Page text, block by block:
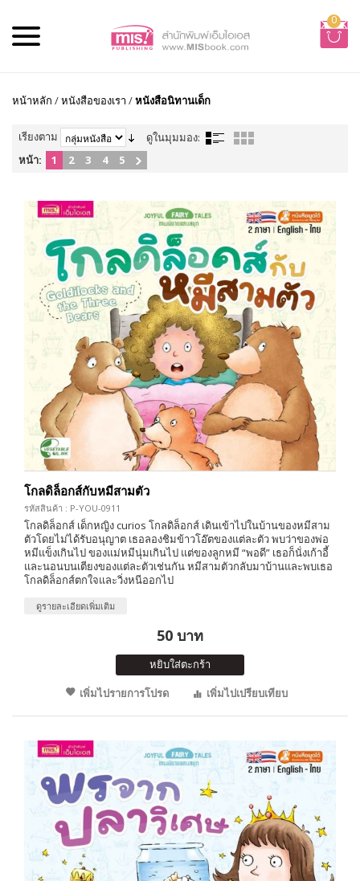
0
หน้าหลัก /หนังสือของเรา /หนังสือนิทานเด็ก
เรียงตาม
ดูในมุมมอง:
หน้า:
1 2 3 4 5
โกลดิล็อกส์กับหมีสามตัว
รหัสสินค้า : P-YOU-0911
โกลดิล็อกส์ เด็กหญิง curios โกลดิล็อกส์ เดินเข้าไปในบ้านของหมีสาม
ตัวโดยไม่ได้รับอนุญาต เธอลองชิมข้าวโอ๊ตของแต่ละตัว พบว่าของพ่อ
หมีแข็งเกินไป ของแม่หมีนุ่มเกินไป แต่ของลูกหมี “พอดี” เธอก็นั่งเก้าอี้
และนอนบนเตียงของแต่ละตัวเช่นกัน หมีสามตัวกลับมาบ้านและพบเธอ
โกลดิล็อกส์ตกใจและวิ่งหนีออกไป
ดูรายละเอียดเพิ่มเติม
50 บาท
หยิบใส่ตะกร้า
เพิ่มไปรายการโปรด
เพิ่มไปเปรียบเทียบ